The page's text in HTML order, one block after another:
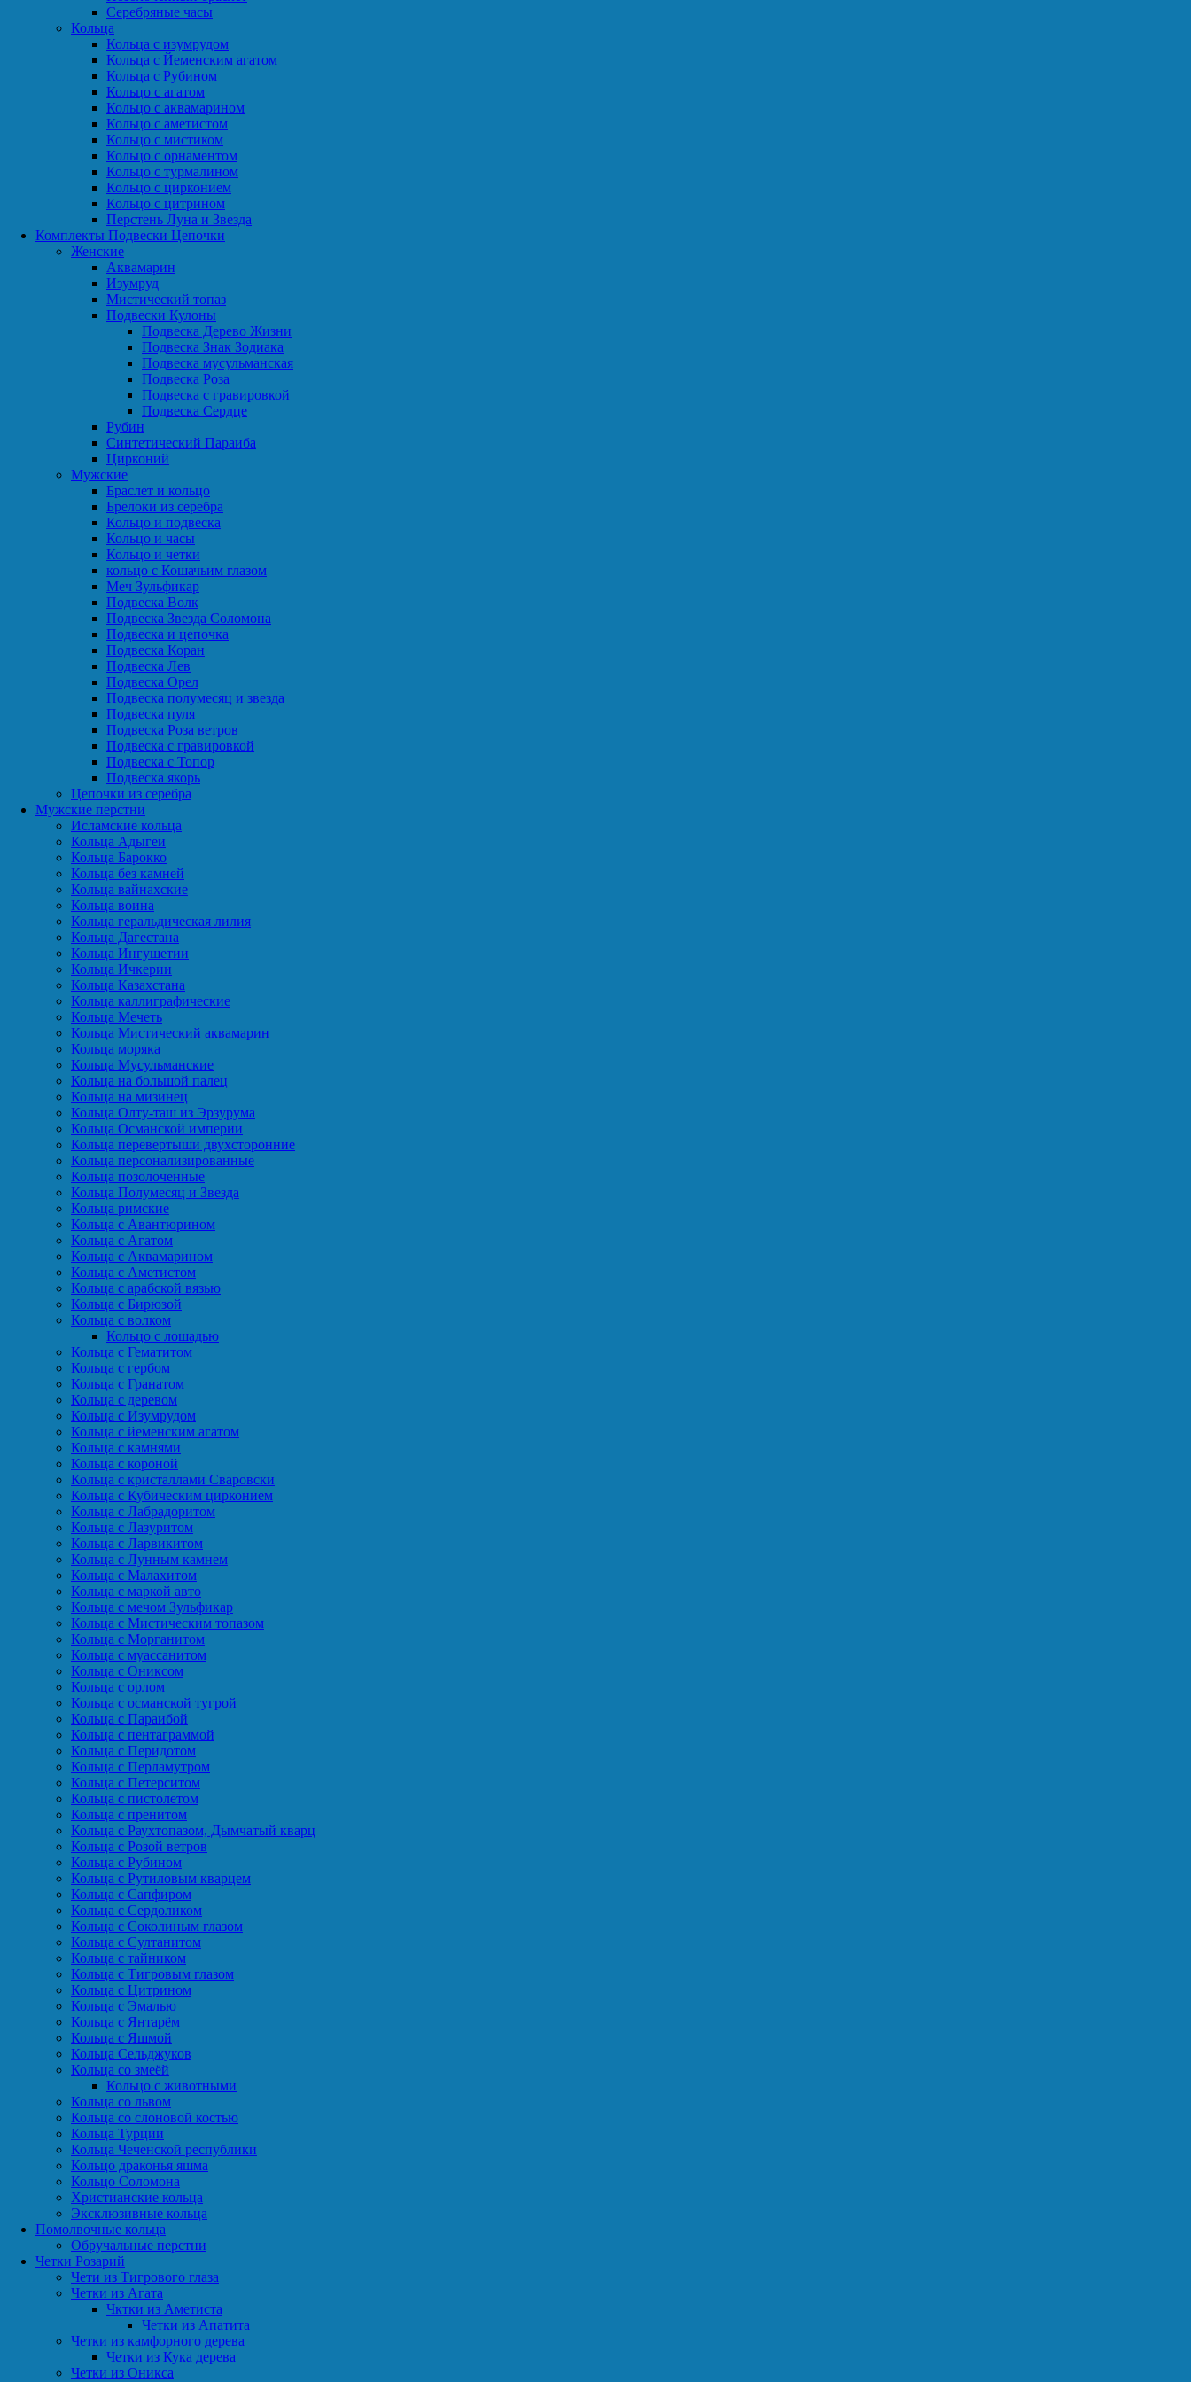
Серебряные часы
Кольца
Кольца с изумрудом
Кольца с Йеменским агатом
Кольца с Рубином
Кольцо с агатом
Кольцо с аквамарином
Кольцо с аметистом
Кольцо с мистиком
Кольцо с орнаментом
Кольцо с турмалином
Кольцо с цирконием
Кольцо с цитрином
Перстень Луна и Звезда
Комплекты Подвески Цепочки
Женские
Аквамарин
Изумруд
Мистический топаз
Подвески Кулоны
Подвеска Дерево Жизни
Подвеска Знак Зодиака
Подвеска мусульманская
Подвеска Роза
Подвеска с гравировкой
Подвеска Сердце
Рубин
Синтетический Параиба
Цирконий
Мужские
Браслет и кольцо
Брелоки из серебра
Кольцо и подвеска
Кольцо и часы
Кольцо и четки
кольцо с Кошачьим глазом
Меч Зульфикар
Подвеска Волк
Подвеска Звезда Соломона
Подвеска и цепочка
Подвеска Коран
Подвеска Лев
Подвеска Орел
Подвеска полумесяц и звезда
Подвеска пуля
Подвеска Роза ветров
Подвеска с гравировкой
Подвеска с Топор
Подвеска якорь
Цепочки из серебра
Мужские перстни
Исламские кольца
Кольца Адыгеи
Кольца Барокко
Кольца без камней
Кольца вайнахские
Кольца воина
Кольца геральдическая лилия
Кольца Дагестана
Кольца Ингушетии
Кольца Ичкерии
Кольца Казахстана
Кольца каллиграфические
Кольца Мечеть
Кольца Мистический аквамарин
Кольца моряка
Кольца Мусульманские
Кольца на большой палец
Кольца на мизинец
Кольца Олту-таш из Эрзурума
Кольца Османской империи
Кольца перевертыши двухсторонние
Кольца персонализированные
Кольца позолоченные
Кольца Полумесяц и Звезда
Кольца римские
Кольца с Авантюрином
Кольца с Агатом
Кольца с Аквамарином
Кольца с Аметистом
Кольца с арабской вязью
Кольца с Бирюзой
Кольца с волком
Кольцо с лошадью
Кольца с Гематитом
Кольца с гербом
Кольца с Гранатом
Кольца с деревом
Кольца с Изумрудом
Кольца с йеменским агатом
Кольца с камнями
Кольца с короной
Кольца с кристаллами Сваровски
Кольца с Кубическим цирконием
Кольца с Лабрадоритом
Кольца с Лазуритом
Кольца с Ларвикитом
Кольца с Лунным камнем
Кольца с Малахитом
Кольца с маркой авто
Кольца с мечом Зульфикар
Кольца с Мистическим топазом
Кольца с Морганитом
Кольца с муассанитом
Кольца с Ониксом
Кольца с орлом
Кольца с османской тугрой
Кольца с Параибой
Кольца с пентаграммой
Кольца с Перидотом
Кольца с Перламутром
Кольца с Петерситом
Кольца с пистолетом
Кольца с пренитом
Кольца с Раухтопазом, Дымчатый кварц
Кольца с Розой ветров
Кольца с Рубином
Кольца с Рутиловым кварцем
Кольца с Сапфиром
Кольца с Сердоликом
Кольца с Соколиным глазом
Кольца с Султанитом
Кольца с тайником
Кольца с Тигровым глазом
Кольца с Цитрином
Кольца с Эмалью
Кольца с Янтарём
Кольца с Яшмой
Кольца Сельджуков
Кольца со змеёй
Кольцо с животными
Кольца со львом
Кольца со слоновой костью
Кольца Турции
Кольца Чеченской республики
Кольцо драконья яшма
Кольцо Соломона
Христианские кольца
Эксклюзивные кольца
Помолвочные кольца
Обручальные перстни
Четки Розарий
Чети из Тигрового глаза
Четки из Агата
Чктки из Аметиста
Четки из Апатита
Четки из камфорного дерева
Четки из Кука дерева
Четки из Оникса